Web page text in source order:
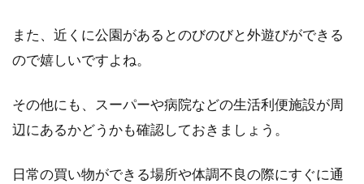
す。マン...
マンションのピアノは何時まで？自
分でできる防音対策とは
プロの方はもちろん、趣味や習い事でも多くの
また、近くに公園があるとのびのびと外遊びができる
ので嬉しいですよね。
その他にも、スーパーや病院などの生活利便施設が周
辺にあるかどうかも確認しておきましょう。
日常の買い物ができる場所や体調不良の際にすぐに通